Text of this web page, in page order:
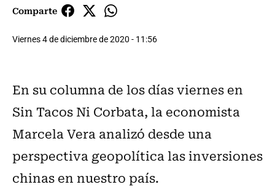
Comparte
Viernes 4 de diciembre de 2020 - 11:56
En su columna de los días viernes en
Sin Tacos Ni Corbata, la economista
Marcela Vera analizó desde una
perspectiva geopolítica las inversiones
chinas en nuestro país.